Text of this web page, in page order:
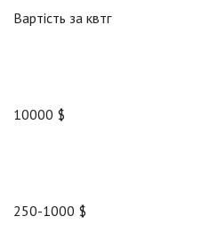
Вартість за квтг
10000 $
250-1000 $